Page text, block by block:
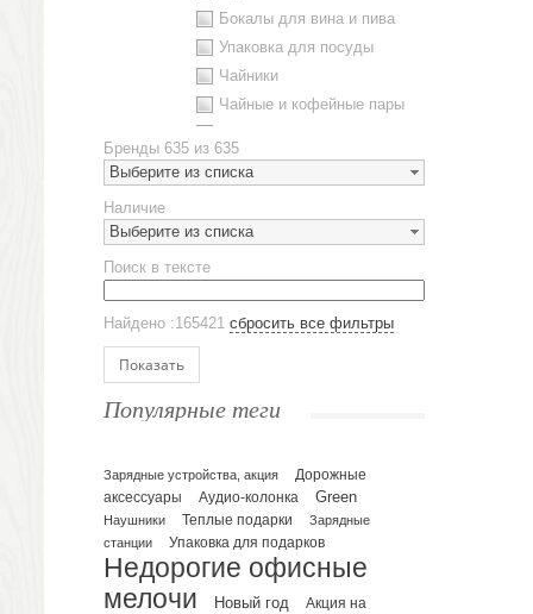
Бокалы для вина и пива
Упаковка для посуды
Чайники
Чайные и кофейные пары
Наборы посуды
Предметы сервировки
Стаканы
Эко кружки
ЕВРОПОСУДА
Аксессуары
Ежедневники и блокноты
Датированные ежедневники
Планинги и телефонные книжки
Планинги датированные
Планинги недатированные
Телефонные книжки
Бренды 635 из 635
Выберите из списка
Наличие
Выберите из списка
Поиск в тексте
Найдено :165421 сбросить все фильтры
Показать
Популярные теги
Зарядные устройства, акция
Дорожные
аксессуары
Аудио-колонка Green
Наушники Теплые подарки
Зарядные
станции
Упаковка для подарков
Недорогие офисные
мелочи
Новый год
Акция на